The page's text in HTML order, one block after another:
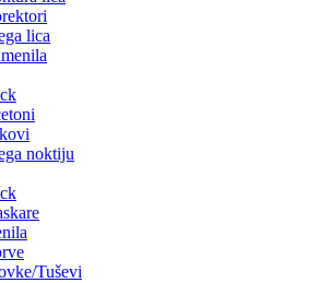
lica
noktiju
Tuševi